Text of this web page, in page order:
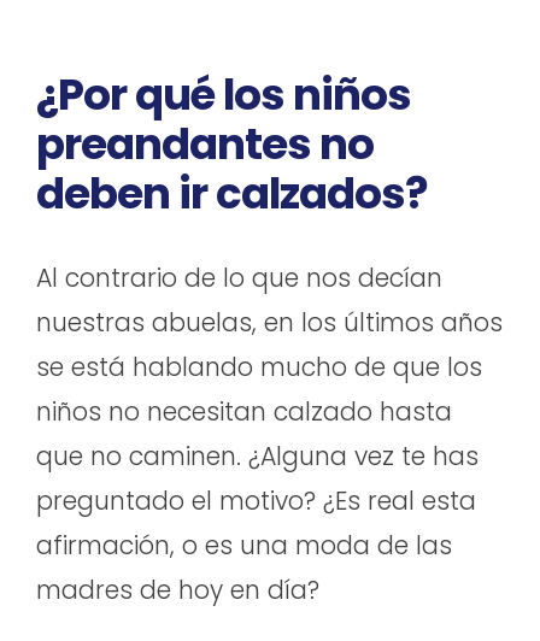
¿Por qué los niños
preandantes no
deben ir calzados?
Al contrario de lo que nos decían
nuestras abuelas, en los últimos años
se está hablando mucho de que los
niños no necesitan calzado hasta
que no caminen. ¿Alguna vez te has
preguntado el motivo? ¿Es real esta
afirmación, o es una moda de las
madres de hoy en día?